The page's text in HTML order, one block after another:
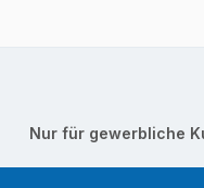
Nur für gewerbliche